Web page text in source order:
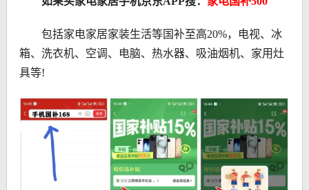
包括家电家居家装生活等国补至高20%，电视、冰
箱、洗衣机、空调、电脑、热水器、吸油烟机、家用灶
具等!